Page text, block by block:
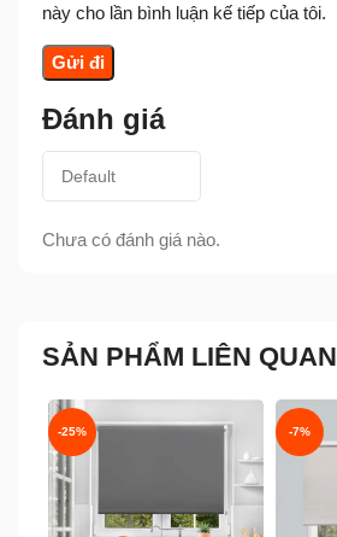
Đánh giá
Chưa có đánh giá nào.
này cho lần bình luận kế tiếp của tôi.
SẢN PHẨM LIÊN QUAN
-25% -7%